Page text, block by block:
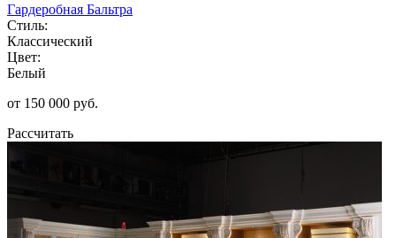
Гардеробная Бальтра
Стиль:
Классический
Цвет:
Белый
от 150 000 руб.
Рассчитать